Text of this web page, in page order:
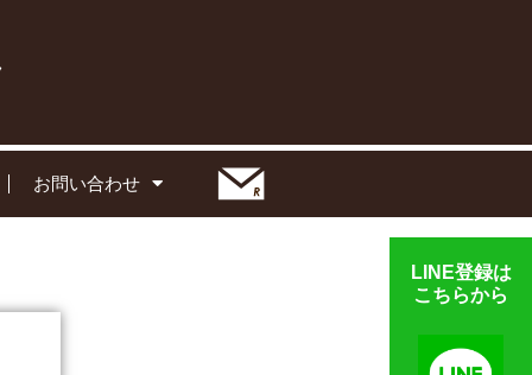
お問い合わせ
LINE登録は
こちらから